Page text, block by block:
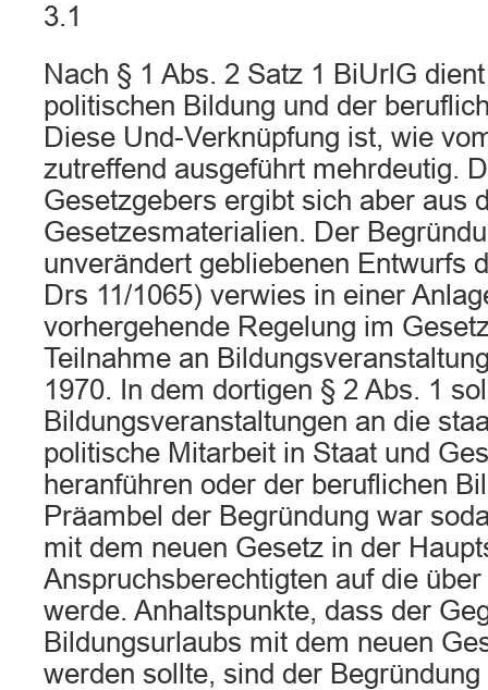
3.1
Nach § 1 Abs. 2 Satz 1 BiUrlG
politischen Bildung und der
Diese Und-Verknüpfung ist, wie
zutreffend ausgeführt mehrdeutig.
Gesetzgebers ergibt sich aber aus
Gesetzesmaterialien. Der
unverändert gebliebenen Entwurfs
Drs 11/1065) verwies in einer
vorhergehende Regelung im
Teilnahme an
1970. In dem dortigen § 2 Abs. 1
Bildungsveranstaltungen an die
politische Mitarbeit in Staat und
heranführen oder der beruflichen
Präambel der Begründung war
mit dem neuen Gesetz in der
Anspruchsberechtigten auf die
werde. Anhaltspunkte, dass der
Bildungsurlaubs mit dem neuen
werden sollte, sind der